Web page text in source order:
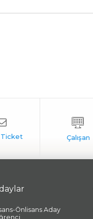
Önlisans Aday